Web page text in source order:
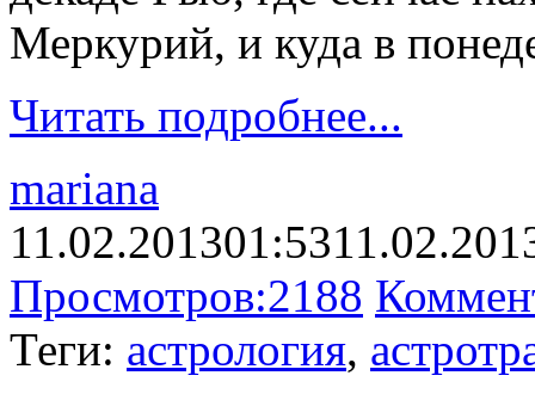
Меркурий, и куда в
Читать подробнее...
mariana
11.02.201301:53
Просмотров:2188
Теги: астрология,